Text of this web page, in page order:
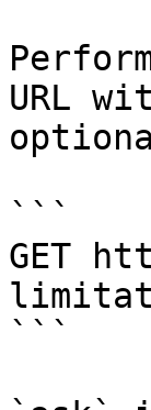
URL
```
GET
```